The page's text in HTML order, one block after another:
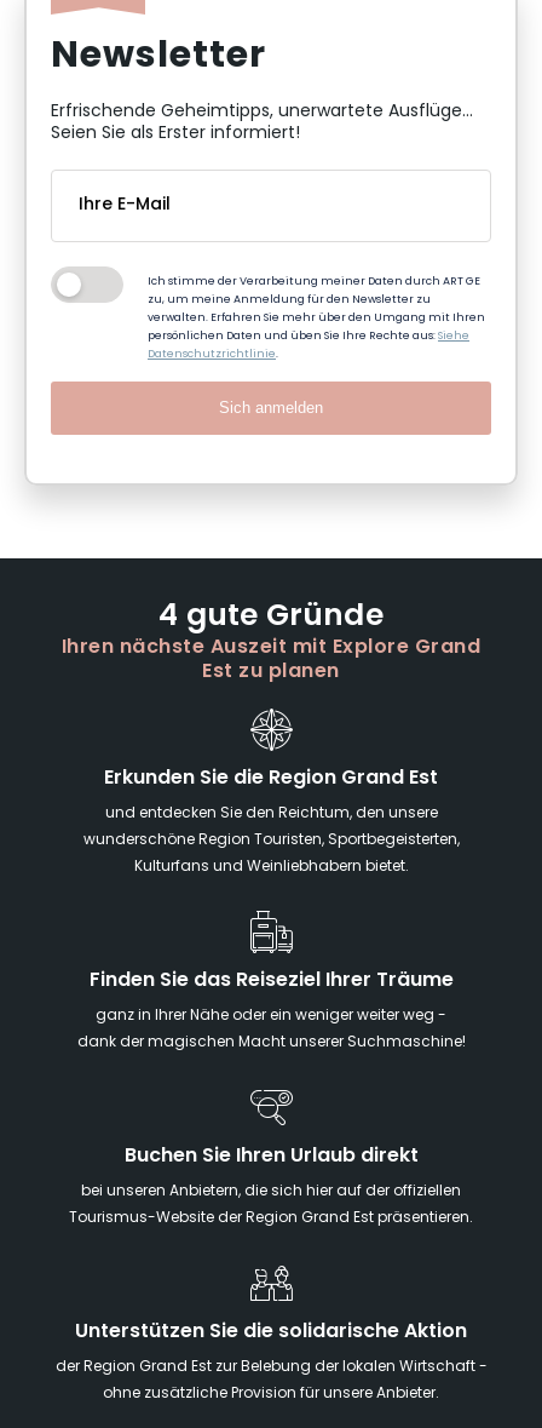
Newsletter
Erfrischende Geheimtipps, unerwartete Ausflüge...
Seien Sie als Erster informiert!
Ich stimme der Verarbeitung meiner Daten durch ART GE
zu, um meine Anmeldung für den Newsletter zu
verwalten. Erfahren Sie mehr über den Umgang mit Ihren
persönlichen Daten und üben Sie Ihre Rechte aus:Siehe
Datenschutzrichtlinie.
Sich anmelden
4 gute Gründe
Ihren nächste Auszeit mit Explore Grand
Est zu planen
Erkunden Sie die Region Grand Est
und entdecken Sie den Reichtum, den unsere
wunderschöne Region Touristen, Sportbegeisterten,
Kulturfans und Weinliebhabern bietet.
Finden Sie das Reiseziel Ihrer Träume
ganz in Ihrer Nähe oder ein weniger weiter weg -
dank der magischen Macht unserer Suchmaschine!
Buchen Sie Ihren Urlaub direkt
bei unseren Anbietern, die sich hier auf der offiziellen
Tourismus-Website der Region Grand Est präsentieren.
Unterstützen Sie die solidarische Aktion
der Region Grand Est zur Belebung der lokalen Wirtschaft -
ohne zusätzliche Provision für unsere Anbieter.